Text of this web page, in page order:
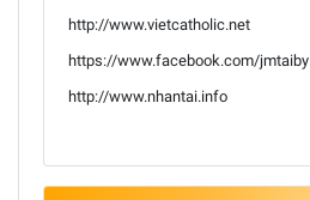
http://www.vietcatholic.net
https://www.facebook.com/jmtaiby
http://www.nhantai.info